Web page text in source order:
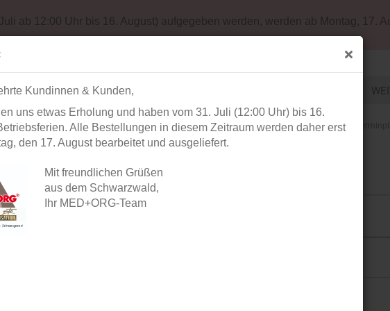
Kundinnen & Kunden,
uns etwas Erholung und haben vom 31. Juli (12:00 Uhr) bis 16.
Alle Bestellungen in diesem Zeitraum werden daher erst
den 17. August bearbeitet und ausgeliefert.
Mit freundlichen Grüßen
aus dem Schwarzwald,
Ihr MED+ORG-Team
ab 12:00 Uhr bis 16. August) aufgegeben werden, werden ab Montag, 17.
BÜROORGANISATION
Startseite » Praxisorganisation » Terminplaner & Zubehör » MED+ORG
Grundplatte » Bewertungen
Ihre Meinung